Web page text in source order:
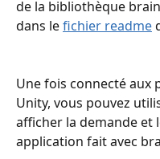
de la bibliothèque
dans le fichier readme
Une fois connecté aux
Unity, vous pouvez
afficher la demande et
application fait avec